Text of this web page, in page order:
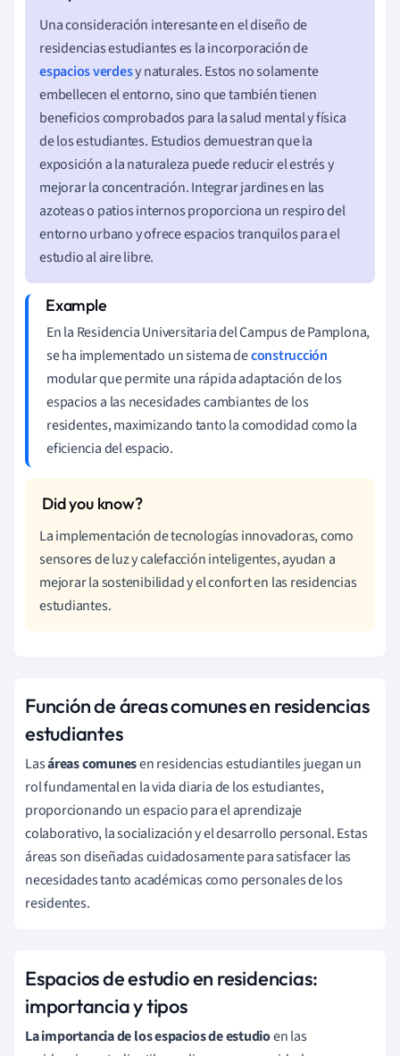
Una consideración interesante en el diseño de
residencias estudiantes es la incorporación de
espacios verdesy naturales. Estos no solamente
embellecen el entorno, sino que también tienen
beneficios comprobados para la salud mental y física
de los estudiantes. Estudios demuestran que la
exposición a la naturaleza puede reducir el estrés y
mejorar la concentración. Integrar jardines en las
azoteas o patios internos proporciona un respiro del
entorno urbano y ofrece espacios tranquilos para el
estudio al aire libre.
En la Residencia Universitaria del Campus de Pamplona,
se ha implementado un sistema deconstrucción
modular que permite una rápida adaptación de los
espacios a las necesidades cambiantes de los
residentes, maximizando tanto la comodidad como la
eficiencia del espacio.
La implementación de tecnologías innovadoras, como
sensores de luz y calefacción inteligentes, ayudan a
mejorar la sostenibilidad y el confort en las residencias
estudiantes.
Función de áreas comunes en residencias
estudiantes
Lasáreas comunesen residencias estudiantiles juegan un
rol fundamental en la vida diaria de los estudiantes,
proporcionando un espacio para el aprendizaje
colaborativo, la socialización y el desarrollo personal. Estas
áreas son diseñadas cuidadosamente para satisfacer las
necesidades tanto académicas como personales de los
residentes.
Espacios de estudio en residencias:
importancia y tipos
La importancia de los espacios de estudioen las